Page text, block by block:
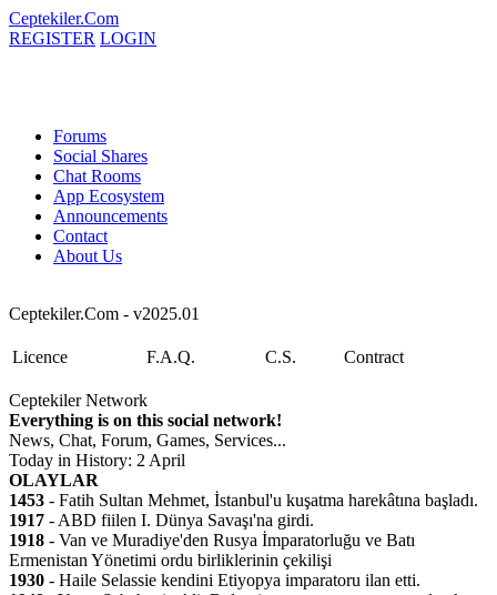
Ceptekiler.Com
REGISTER LOGIN
Forums
Social Shares
Chat Rooms
App Ecosystem
Announcements
Contact
About Us
Ceptekiler.Com - v2025.01
Licence F.A.Q. C.S. Contract
Ceptekiler Network
Everything is on this social network!
News, Chat, Forum, Games, Services...
Today in History: 2 April
OLAYLAR
1453 - Fatih Sultan Mehmet, İstanbul'u kuşatma harekâtına başladı.
1917 - ABD fiilen I. Dünya Savaşı'na girdi.
1918 - Van ve Muradiye'den Rusya İmparatorluğu ve Batı
Ermenistan Yönetimi ordu birliklerinin çekilişi
1930 - Haile Selassie kendini Etiyopya imparatoru ilan etti.